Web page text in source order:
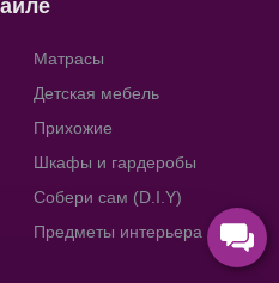
Матрасы
Детская мебель
Прихожие
Шкафы и гардеробы
Собери сам (D.I.Y)
Предметы интерьера